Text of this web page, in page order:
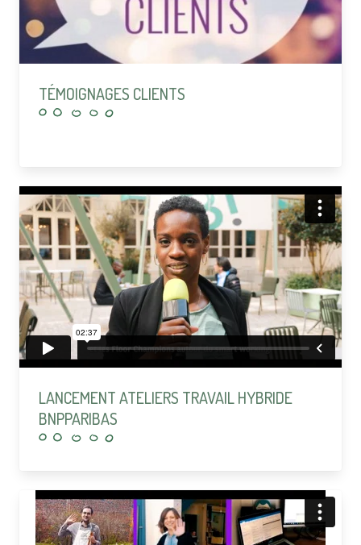
TÉMOIGNAGES CLIENTS
LANCEMENT ATELIERS TRAVAIL HYBRIDE
BNPPARIBAS